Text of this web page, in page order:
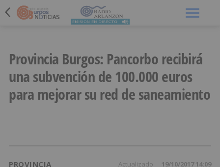
Provincia Burgos: Pancorbo recibirá
una subvención de 100.000 euros
para mejorar su red de saneamiento
PROVINCIA Actualizado 19/10/2017 14:09